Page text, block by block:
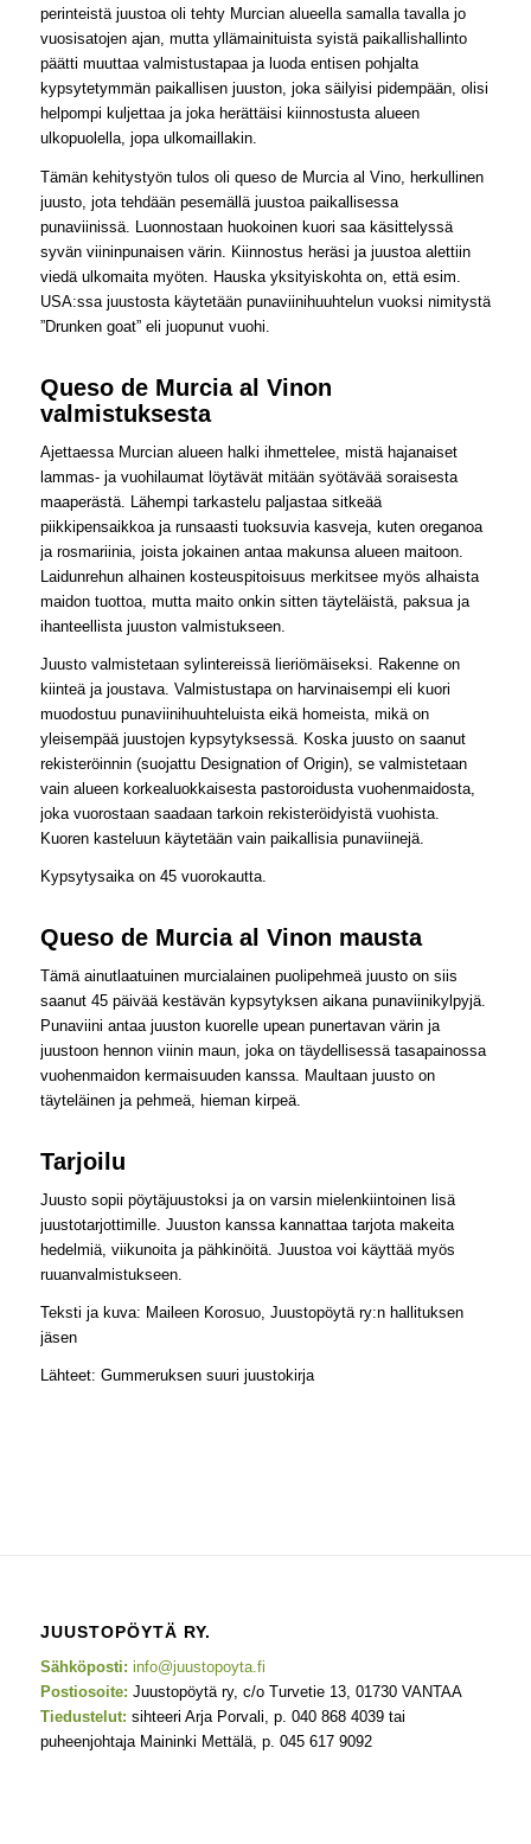
perinteistä juustoa oli tehty Murcian alueella samalla tavalla jo
vuosisatojen ajan, mutta yllämainituista syistä paikallishallinto
päätti muuttaa valmistustapaa ja luoda entisen pohjalta
kypsytetymmän paikallisen juuston, joka säilyisi pidempään, olisi
helpompi kuljettaa ja joka herättäisi kiinnostusta alueen
ulkopuolella, jopa ulkomaillakin.
Tämän kehitystyön tulos oli queso de Murcia al Vino, herkullinen
juusto, jota tehdään pesemällä juustoa paikallisessa
punaviinissä. Luonnostaan huokoinen kuori saa käsittelyssä
syvän viininpunaisen värin. Kiinnostus heräsi ja juustoa alettiin
viedä ulkomaita myöten. Hauska yksityiskohta on, että esim.
USA:ssa juustosta käytetään punaviinihuuhtelun vuoksi nimitystä
”Drunken goat” eli juopunut vuohi.
Queso de Murcia al Vinon
valmistuksesta
Ajettaessa Murcian alueen halki ihmettelee, mistä hajanaiset
lammas- ja vuohilaumat löytävät mitään syötävää soraisesta
maaperästä. Lähempi tarkastelu paljastaa sitkeää
piikkipensaikkoa ja runsaasti tuoksuvia kasveja, kuten oreganoa
ja rosmariinia, joista jokainen antaa makunsa alueen maitoon.
Laidunrehun alhainen kosteuspitoisuus merkitsee myös alhaista
maidon tuottoa, mutta maito onkin sitten täyteläistä, paksua ja
ihanteellista juuston valmistukseen.
Juusto valmistetaan sylintereissä lieriömäiseksi. Rakenne on
kiinteä ja joustava. Valmistustapa on harvinaisempi eli kuori
muodostuu punaviinihuuhteluista eikä homeista, mikä on
yleisempää juustojen kypsytyksessä. Koska juusto on saanut
rekisteröinnin (suojattu Designation of Origin), se valmistetaan
vain alueen korkealuokkaisesta pastoroidusta vuohenmaidosta,
joka vuorostaan saadaan tarkoin rekisteröidyistä vuohista.
Kuoren kasteluun käytetään vain paikallisia punaviinejä.
Kypsytysaika on 45 vuorokautta.
Queso de Murcia al Vinon mausta
Tämä ainutlaatuinen murcialainen puolipehmeä juusto on siis
saanut 45 päivää kestävän kypsytyksen aikana punaviinikylpyjä.
Punaviini antaa juuston kuorelle upean punertavan värin ja
juustoon hennon viinin maun, joka on täydellisessä tasapainossa
vuohenmaidon kermaisuuden kanssa. Maultaan juusto on
täyteläinen ja pehmeä, hieman kirpeä.
Tarjoilu
Juusto sopii pöytäjuustoksi ja on varsin mielenkiintoinen lisä
juustotarjottimille. Juuston kanssa kannattaa tarjota makeita
hedelmiä, viikunoita ja pähkinöitä. Juustoa voi käyttää myös
ruuanvalmistukseen.
Teksti ja kuva: Maileen Korosuo, Juustopöytä ry:n hallituksen
jäsen
Lähteet: Gummeruksen suuri juustokirja
JUUSTOPÖYTÄ RY.
Sähköposti: info@juustopoyta.fi
Postiosoite: Juustopöytä ry, c/o Turvetie 13, 01730 VANTAA
Tiedustelut: sihteeri Arja Porvali, p. 040 868 4039 tai
puheenjohtaja Maininki Mettälä, p. 045 617 9092